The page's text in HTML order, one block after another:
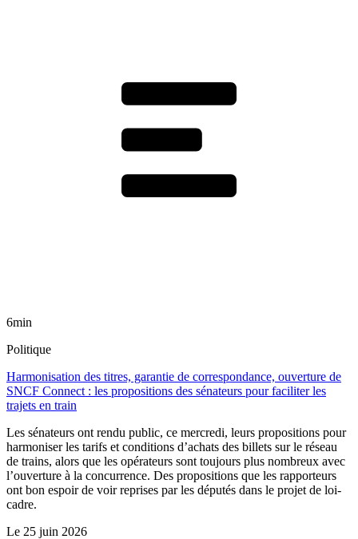
6min
Politique
Harmonisation des titres, garantie de correspondance, ouverture de
SNCF Connect : les propositions des sénateurs pour faciliter les
trajets en train
Les sénateurs ont rendu public, ce mercredi, leurs propositions pour
harmoniser les tarifs et conditions d’achats des billets sur le réseau
de trains, alors que les opérateurs sont toujours plus nombreux avec
l’ouverture à la concurrence. Des propositions que les rapporteurs
ont bon espoir de voir reprises par les députés dans le projet de loi-
cadre.
Le 25 juin 2026